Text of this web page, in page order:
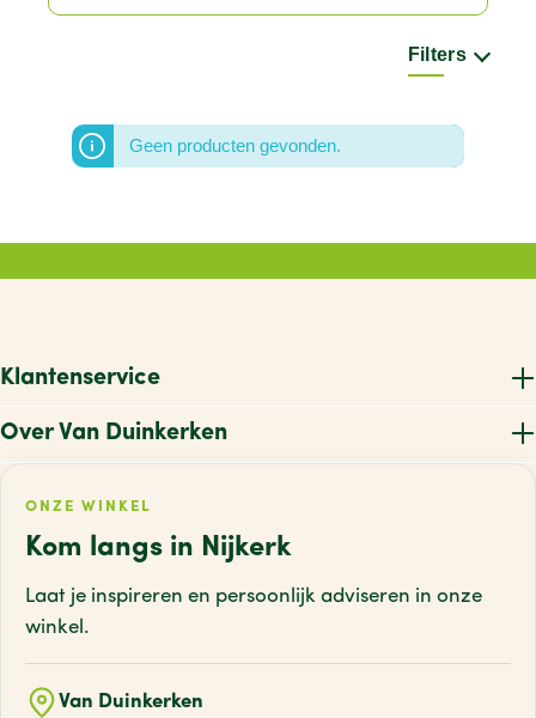
Filters
Geen producten gevonden.
Klantenservice
Over Van Duinkerken
ONZE WINKEL
Kom langs in Nijkerk
Laat je inspireren en persoonlijk adviseren in onze
winkel.
Van Duinkerken